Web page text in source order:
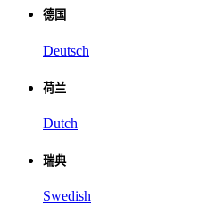
德国
Deutsch
荷兰
Dutch
瑞典
Swedish